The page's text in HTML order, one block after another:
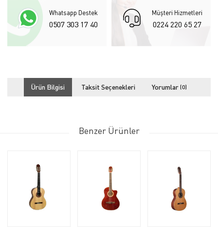
Whatsapp Destek
0507 303 17 40
Müşteri Hizmetleri
0224 220 65 27
Ürün Bilgisi Taksit Seçenekleri Yorumlar (0)
Benzer Ürünler